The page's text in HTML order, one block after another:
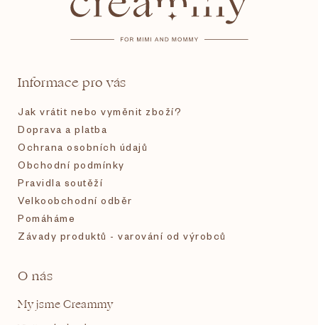
Informace pro vás
Jak vrátit nebo vyměnit zboží?
Doprava a platba
Ochrana osobních údajů
Obchodní podmínky
Pravidla soutěží
Velkoobchodní odběr
Pomáháme
Závady produktů - varování od výrobců
O nás
My jsme Creammy